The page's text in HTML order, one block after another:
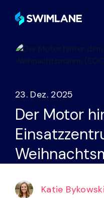
Warum Swimlane
Lösungen
Produkte
Dienstleistungen
23. Dez. 2025
Der Motor
Katie Bykowski